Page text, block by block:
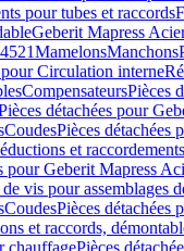
pour tubes et raccords
Geberit Mapress
MamelonsManchons
pour Circulation interne
CompensateursPièces
détachées pour
CoudesPièces détachées
et
pour Geberit Mapress
de vis pour assemblages
CoudesPièces détachées
et raccords,
chauffagePièces